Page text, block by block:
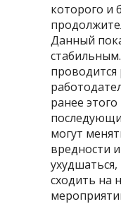
которого и
Данный
проводится
ранее
могут
вредности
сходить на